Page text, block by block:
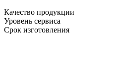
Качество продукции
Уровень сервиса
Срок изготовления